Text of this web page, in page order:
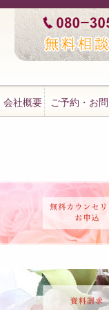
会社概要 ご予約・お